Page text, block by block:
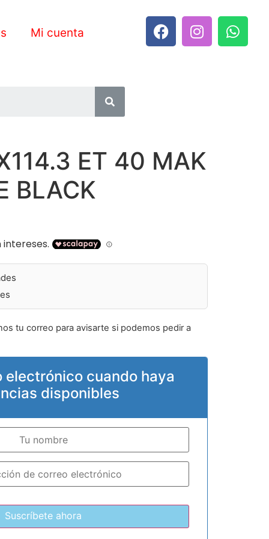
Mi cuenta
ET 40 MAK
BLACK
tu correo para avisarte si podemos pedir a
electrónico cuando haya
disponibles